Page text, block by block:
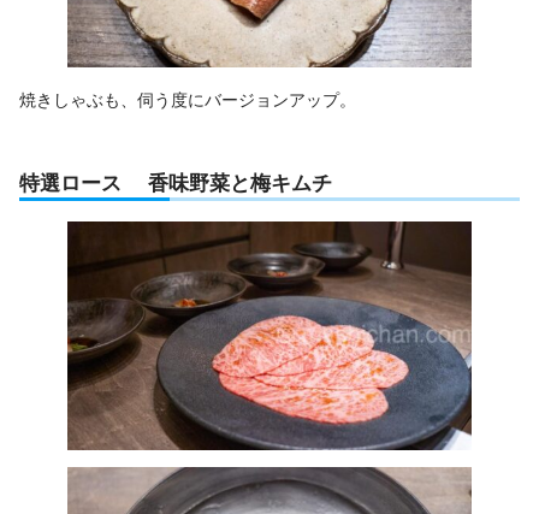
焼きしゃぶも、伺う度にバージョンアップ。
特選ロース 香味野菜と梅キムチ